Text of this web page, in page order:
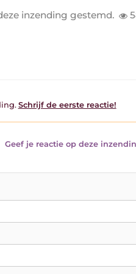
inzending gestemd.
Schrijf de eerste reactie!
Geef je reactie op deze